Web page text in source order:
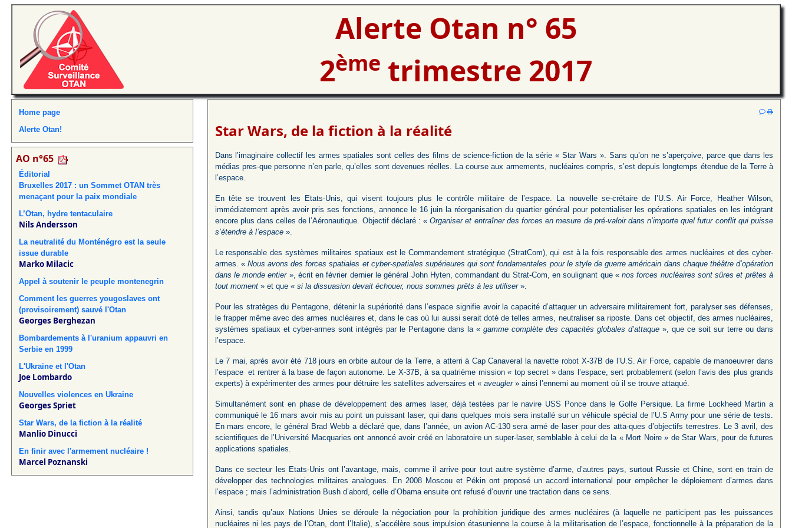
Alerte Otan n° 65
2ème trimestre 2017
Home page
Alerte Otan!
AO n°65
Éditorial
Bruxelles 2017 : un Sommet OTAN très
menaçant pour la paix mondiale
L’Otan, hydre tentaculaire
Nils Andersson
La neutralité du Monténégro est la seule
issue durable
Marko Milacic
Appel à soutenir le peuple montenegrin
Comment les guerres yougoslaves ont
(provisoirement) sauvé l'Otan
Georges Berghezan
Bombardements à l'uranium appauvri en
Serbie en 1999
L'Ukraine et l'Otan
Joe Lombardo
Nouvelles violences en Ukraine
Georges Spriet
Star Wars, de la fiction à la réalité
Manlio Dinucci
En finir avec l'armement nucléaire !
Marcel Poznanski
Star Wars, de la fiction à la réalité
Dans l’imaginaire collectif les armes spatiales sont celles des films de science-fiction de la série « Star Wars ». Sans qu’on ne s’aperçoive, parce que dans les
médias pres-que personne n’en parle, qu’elles sont devenues réelles. La course aux armements, nucléaires compris, s’est depuis longtemps étendue de la Terre à
l’espace.
En tête se trouvent les Etats-Unis, qui visent toujours plus le contrôle militaire de l’espace. La nouvelle se-crétaire de l’U.S. Air Force, Heather Wilson,
immédiatement après avoir pris ses fonctions, annonce le 16 juin la réorganisation du quartier général pour potentialiser les opérations spatiales en les intégrant
encore plus dans celles de l’Aéronautique. Objectif déclaré : «Organiser et entraîner des forces en mesure de pré-valoir dans n’importe quel futur conflit qui puisse
s’étendre à l’espace».
Le responsable des systèmes militaires spatiaux est le Commandement stratégique (StratCom), qui est à la fois responsable des armes nucléaires et des cyber-
armes. « Nous avons des forces spatiales et cyber-spatiales supérieures qui sont fondamentales pour le style de guerre américain dans chaque théâtre d’opération
dans le monde entier», écrit en février dernier le général John Hyten, commandant du Strat-Com, en soulignant que «nos forces nucléaires sont sûres et prêtes à
tout moment» et que « si la dissuasion devait échouer, nous sommes prêts à les utiliser».
Pour les stratèges du Pentagone, détenir la supériorité dans l’espace signifie avoir la capacité d’attaquer un adversaire militairement fort, paralyser ses défenses,
le frapper même avec des armes nucléaires et, dans le cas où lui aussi serait doté de telles armes, neutraliser sa riposte. Dans cet objectif, des armes nucléaires,
systèmes spatiaux et cyber-armes sont intégrés par le Pentagone dans la « gamme complète des capacités globales d’attaque», que ce soit sur terre ou dans
l’espace.
Le 7 mai, après avoir été 718 jours en orbite autour de la Terre, a atterri à Cap Canaveral la navette robot X-37B de l’U.S. Air Force, capable de manoeuvrer dans
l’espace et rentrer à la base de façon autonome. Le X-37B, à sa quatrième mission « top secret » dans l’espace, sert probablement (selon l’avis des plus grands
experts) à expérimenter des armes pour détruire les satellites adversaires et « aveugler » ainsi l’ennemi au moment où il se trouve attaqué.
Simultanément sont en phase de développement des armes laser, déjà testées par le navire USS Ponce dans le Golfe Persique. La firme Lockheed Martin a
communiqué le 16 mars avoir mis au point un puissant laser, qui dans quelques mois sera installé sur un véhicule spécial de l’U.S Army pour une série de tests.
En mars encore, le général Brad Webb a déclaré que, dans l’année, un avion AC-130 sera armé de laser pour des atta-ques d’objectifs terrestres. Le 3 avril, des
scientifiques de l’Université Macquaries ont annoncé avoir créé en laboratoire un super-laser, semblable à celui de la « Mort Noire » de Star Wars, pour de futures
applications spatiales.
Dans ce secteur les Etats-Unis ont l’avantage, mais, comme il arrive pour tout autre système d’arme, d’autres pays, surtout Russie et Chine, sont en train de
développer des technologies militaires analogues. En 2008 Moscou et Pékin ont proposé un accord international pour empêcher le déploiement d’armes dans
l’espace ; mais l’administration Bush d’abord, celle d’Obama ensuite ont refusé d’ouvrir une tractation dans ce sens.
Ainsi, tandis qu’aux Nations Unies se déroule la négociation pour la prohibition juridique des armes nucléaires (à laquelle ne participent pas les puissances
nucléaires ni les pays de l’Otan, dont l’Italie), s’accélère sous impulsion étasunienne la course à la militarisation de l’espace, fonctionnelle à la préparation de la